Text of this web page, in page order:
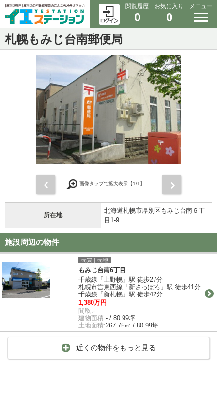
閲覧履歴
0
お気に入り
0
メニュー
札幌もみじ台南郵便局
画像タップで拡大表示【1/1】
所在地
北海道札幌市厚別区もみじ台南６丁
目1-9
施設周辺の物件
売買｜売地
もみじ台南6丁目
千歳線「上野幌」駅 徒歩27分
札幌市営東西線「新さっぽろ」駅 徒歩41分
千歳線「新札幌」駅 徒歩42分
1,380万円
間取:-
建物面積:- / 80.99坪
土地面積:267.75㎡ / 80.99坪
近くの物件をもっと見る